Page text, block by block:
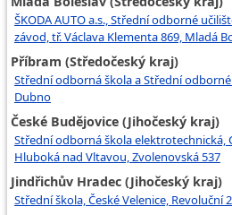
ŠKODA AUTO a.s., Střední odborné
závod, tř. Václava Klementa 869, Mladá
Příbram (Středočeský kraj)
Střední odborná škola a Střední
Dubno
České Budějovice (Jihočeský kraj)
Střední odborná škola
Hluboká nad Vltavou, Zvolenovská 537
Jindřichův Hradec (Jihočeský kraj)
Střední škola, České Velenice, Revoluční